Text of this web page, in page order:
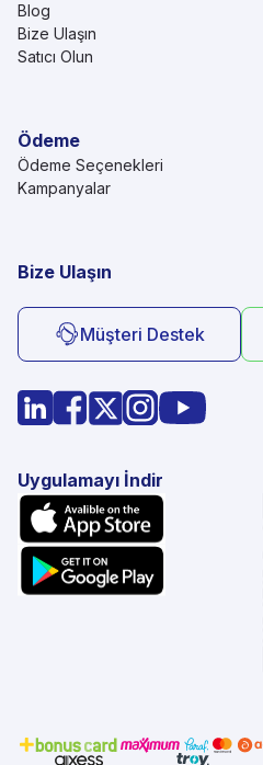
Blog
Bize Ulaşın
Satıcı Olun
Ödeme
Ödeme Seçenekleri
Kampanyalar
Bize Ulaşın
Müşteri Destek
Uygulamayı İndir